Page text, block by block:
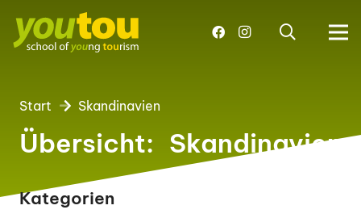
Start Skandinavien
Übersicht: Skandinavien
Kategorien